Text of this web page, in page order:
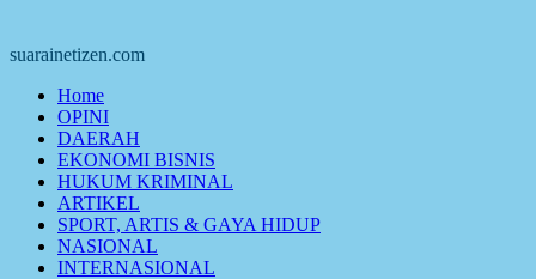
suarainetizen.com
Primary
Menu
Home
OPINI
DAERAH
EKONOMI BISNIS
HUKUM KRIMINAL
ARTIKEL
SPORT, ARTIS & GAYA HIDUP
NASIONAL
INTERNASIONAL